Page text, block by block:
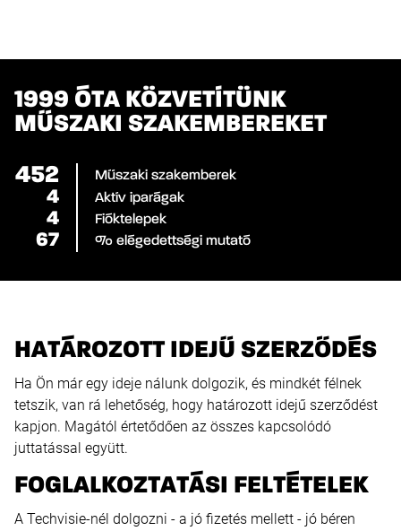
1999 ÓTA KÖZVETÍTÜNK
MŰSZAKI SZAKEMBEREKET
455 Műszaki szakemberek
4 Aktív iparágak
4 Fióktelepek
68 % elégedettségi mutató
HATÁROZOTT IDEJŰ SZERZŐDÉS
Ha Ön már egy ideje nálunk dolgozik, és mindkét félnek
tetszik, van rá lehetőség, hogy határozott idejű szerződést
kapjon. Magától értetődően az összes kapcsolódó
juttatással együtt.
FOGLALKOZTATÁSI FELTÉTELEK
A Techvisie-nél dolgozni - a jó fizetés mellett - jó béren